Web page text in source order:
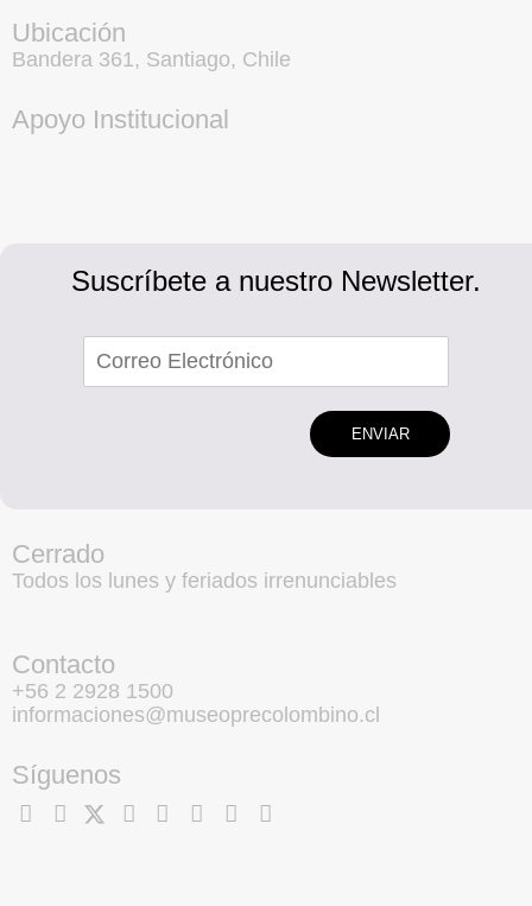
Ubicación
Bandera 361, Santiago, Chile
Apoyo Institucional
Suscríbete a nuestro Newsletter.
ENVIAR
Cerrado
Todos los lunes y feriados irrenunciables
Contacto
+56 2 2928 1500
informaciones@museoprecolombino.cl
Síguenos